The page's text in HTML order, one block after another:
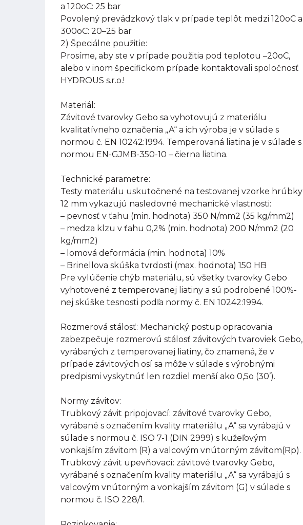
a 120oC: 25 bar
Povolený prevádzkový tlak v prípade teplôt medzi 120oC a
300oC: 20–25 bar
2) Špeciálne použitie:
Prosíme, aby ste v prípade použitia pod teplotou –20oC,
alebo v inom špecifickom prípade kontaktovali spoločnosť
HYDROUS s.r.o.!
Materiál:
Závitové tvarovky Gebo sa vyhotovujú z materiálu
kvalitatívneho označenia „A“ a ich výroba je v súlade s
normou č. EN 10242:1994. Temperovaná liatina je v súlade s
normou EN-GJMB-350-10 – čierna liatina.
Technické parametre:
Testy materiálu uskutočnené na testovanej vzorke hrúbky
12 mm vykazujú nasledovné mechanické vlastnosti:
– pevnosť v ťahu (min. hodnota) 350 N/mm2 (35 kg/mm2)
– medza klzu v ťahu 0,2% (min. hodnota) 200 N/mm2 (20
kg/mm2)
– lomová deformácia (min. hodnota) 10%
– Brinellova skúška tvrdosti (max. hodnota) 150 HB
Pre vylúčenie chýb materiálu, sú všetky tvarovky Gebo
vyhotovené z temperovanej liatiny a sú podrobené 100%-
nej skúške tesnosti podľa normy č. EN 10242:1994.
Rozmerová stálosť: Mechanický postup opracovania
zabezpečuje rozmerovú stálosť závitových tvaroviek Gebo,
vyrábaných z temperovanej liatiny, čo znamená, že v
prípade závitových osí sa môže v súlade s výrobnými
predpismi vyskytnúť len rozdiel menší ako 0,5o (30’).
Normy závitov:
Trubkový závit pripojovací: závitové tvarovky Gebo,
vyrábané s označením kvality materiálu „A“ sa vyrábajú v
súlade s normou č. ISO 7-1 (DIN 2999) s kužeľovým
vonkajším závitom (R) a valcovým vnútorným závitom(Rp).
Trubkový závit upevňovací: závitové tvarovky Gebo,
vyrábané s označením kvality materiálu „A“ sa vyrábajú s
valcovým vnútorným a vonkajším závitom (G) v súlade s
normou č. ISO 228/1.